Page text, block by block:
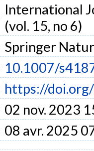
International
(vol. 15, no 6)
Springer
10.1007/
https://
02 nov. 2023
08 avr. 2025